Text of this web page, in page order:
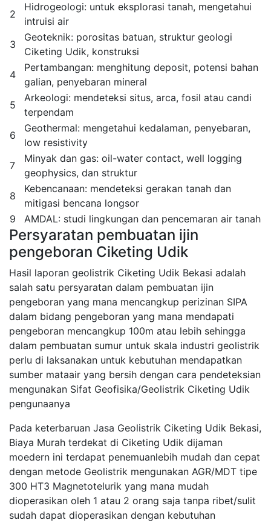
2
Hidrogeologi: untuk eksplorasi tanah, mengetahui
intruisi air
3
Geoteknik: porositas batuan, struktur geologi
Ciketing Udik, konstruksi
4
Pertambangan: menghitung deposit, potensi bahan
galian, penyebaran mineral
5
Arkeologi: mendeteksi situs, arca, fosil atau candi
terpendam
6
Geothermal: mengetahui kedalaman, penyebaran,
low resistivity
7
Minyak dan gas: oil-water contact, well logging
geophysics, dan struktur
8
Kebencanaan: mendeteksi gerakan tanah dan
mitigasi bencana longsor
9
AMDAL: studi lingkungan dan pencemaran air tanah
Persyaratan pembuatan ijin
pengeboran Ciketing Udik
Hasil laporan geolistrik Ciketing Udik Bekasi adalah
salah satu persyaratan dalam pembuatan ijin
pengeboran yang mana mencangkup perizinan SIPA
dalam bidang pengeboran yang mana mendapati
pengeboran mencangkup 100m atau lebih sehingga
dalam pembuatan sumur untuk skala industri geolistrik
perlu di laksanakan untuk kebutuhan mendapatkan
sumber mataair yang bersih dengan cara pendeteksian
mengunakan Sifat Geofisika/Geolistrik Ciketing Udik
pengunaanya
Pada keterbaruan Jasa Geolistrik Ciketing Udik Bekasi,
Biaya Murah terdekat di Ciketing Udik dijaman
moedern ini terdapat penemuanlebih mudah dan cepat
dengan metode Geolistrik mengunakan AGR/MDT tipe
300 HT3 Magnetotelurik yang mana mudah
dioperasikan oleh 1 atau 2 orang saja tanpa ribet/sulit
sudah dapat dioperasikan dengan kebutuhan